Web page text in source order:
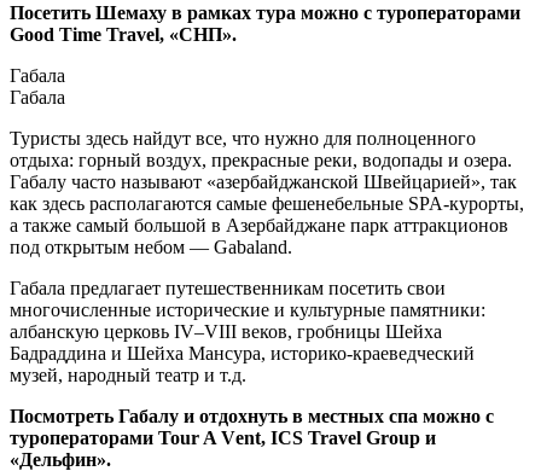
Посетить Шемаху в рамках тура можно с туроператорами
Good Time Travel, «СНП».
Габала
Габала
Туристы здесь найдут все, что нужно для полноценного
отдыха: горный воздух, прекрасные реки, водопады и озера.
Габалу часто называют «азербайджанской Швейцарией», так
как здесь располагаются самые фешенебельные SPA-курорты,
а также самый большой в Азербайджане парк аттракционов
под открытым небом — Gabaland.
Габала предлагает путешественникам посетить свои
многочисленные исторические и культурные памятники:
албанскую церковь IV–VIII веков, гробницы Шейха
Бадраддина и Шейха Мансура, историко-краеведческий
музей, народный театр и т.д.
Посмотреть Габалу и отдохнуть в местных спа можно с
туроператорами Tour A Vеnt, ICS Travel Group и
«Дельфин».